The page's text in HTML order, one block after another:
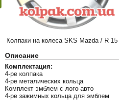
Колпаки на колеса SKS Mazda / R 15
Описание
Комплектация:
4-ре колпака
4-ре металических кольца
Комплект эмблем с лого авто
4-ре зажимных кольца для эмблем